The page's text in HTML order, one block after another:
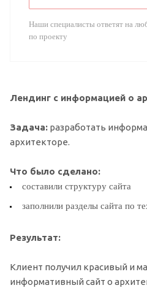
Наши специалисты ответят на
по проекту
Лендинг с информацией о
Задача: разработать
архитекторе.
Что было сделано:
составили структуру сайта
заполнили разделы сайта по
Результат:
Клиент получил красивый и
информативный сайт о